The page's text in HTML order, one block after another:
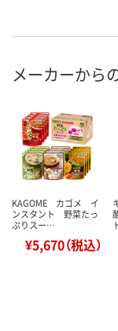
メーカーから
KAGOME カゴメ イ
ンスタント 野菜たっ
ぷりスー…
¥5,670（税込）